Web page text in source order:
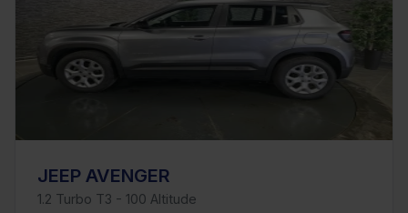
JEEP AVENGER
1.2 Turbo T3 - 100 Altitude